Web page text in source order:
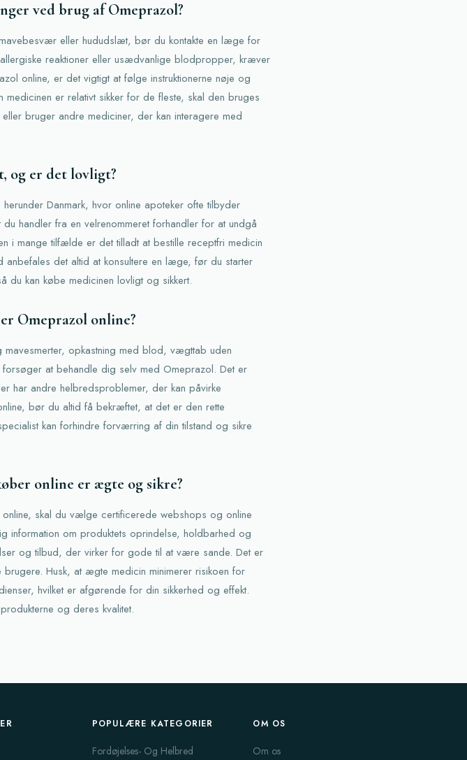
ved brug af Omeprazol?
eller hududslæt, bør du kontakte en læge for
reaktioner eller usædvanlige blodpropper, kræver
online, er det vigtigt at følge instruktionerne nøje og
er relativt sikker for de fleste, skal den bruges
bruger andre mediciner, der kan interagere med
og er det lovligt?
Danmark, hvor online apoteker ofte tilbyder
handler fra en velrenommeret forhandler for at undgå
i mange tilfælde er det tilladt at bestille receptfri medicin
anbefales det altid at konsultere en læge, før du starter
du kan købe medicinen lovligt og sikkert.
Omeprazol online?
opkastning med blod, vægttab uden
at behandle dig selv med Omeprazol. Det er
har andre helbredsproblemer, der kan påvirke
bør du altid få bekræftet, at det er den rette
kan forhindre forværring af din tilstand og sikre
online er ægte og sikre?
skal du vælge certificerede webshops og online
information om produktets oprindelse, holdbarhed og
og tilbud, der virker for gode til at være sande. Det er
Husk, at ægte medicin minimerer risikoen for
hvilket er afgørende for din sikkerhed og effekt.
og deres kvalitet.
POPULÆRE KATEGORIER
Fordøjelses- Og Helbred
OM OS
Om os